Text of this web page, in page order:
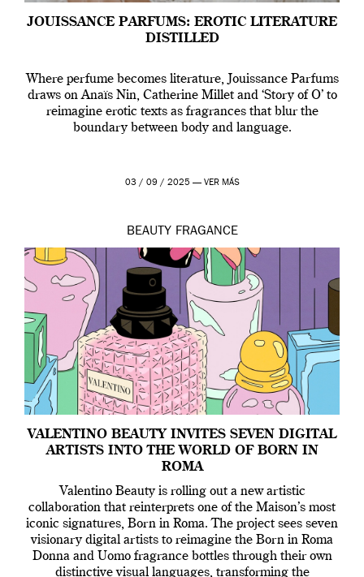
JOUISSANCE PARFUMS: EROTIC LITERATURE
DISTILLED
Where perfume becomes literature, Jouissance Parfums
draws on Anaïs Nin, Catherine Millet and ‘Story of O’ to
reimagine erotic texts as fragrances that blur the
boundary between body and language.
03 / 09 / 2025 — VER MÁS
BEAUTY FRAGANCE
VALENTINO BEAUTY INVITES SEVEN DIGITAL
ARTISTS INTO THE WORLD OF BORN IN
ROMA
Valentino Beauty is rolling out a new artistic
collaboration that reinterprets one of the Maison’s most
iconic signatures, Born in Roma. The project sees seven
visionary digital artists to reimagine the Born in Roma
Donna and Uomo fragrance bottles through their own
distinctive visual languages, transforming the